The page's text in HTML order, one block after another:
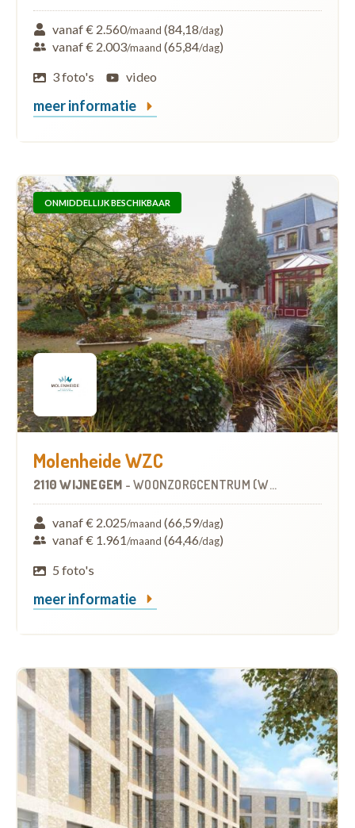
vanaf € 2.560/maand (84,18/dag)
vanaf € 2.003/maand (65,84/dag)
3 foto's
video
meer informatie
ONMIDDELLIJK BESCHIKBAAR
Molenheide WZC
2110 WIJNEGEM - WOONZORGCENTRUM (WZC)
vanaf € 2.025/maand (66,59/dag)
vanaf € 1.961/maand (64,46/dag)
5 foto's
meer informatie